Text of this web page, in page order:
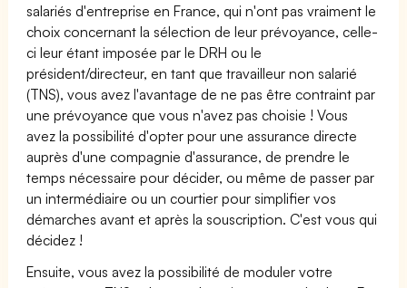
salariés d'entreprise en France, qui n'ont pas vraiment le
choix concernant la sélection de leur prévoyance, celle-
ci leur étant imposée par le DRH ou le
président/directeur, en tant que travailleur non salarié
(TNS), vous avez l'avantage de ne pas être contraint par
une prévoyance que vous n'avez pas choisie ! Vous
avez la possibilité d'opter pour une assurance directe
auprès d'une compagnie d'assurance, de prendre le
temps nécessaire pour décider, ou même de passer par
un intermédiaire ou un courtier pour simplifier vos
démarches avant et après la souscription. C'est vous qui
décidez !
Ensuite, vous avez la possibilité de moduler votre